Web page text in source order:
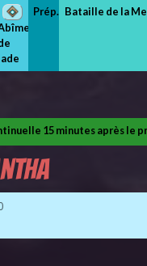
Prép. Bataille de la
15 minutes après le